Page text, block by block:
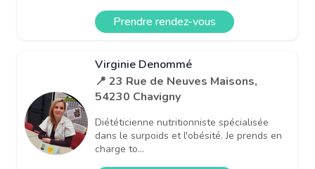
Prendre rendez-vous
Virginie Denommé
📍 23 Rue de Neuves Maisons,
54230 Chavigny
Diététicienne nutritionniste spécialisée
dans le surpoids et l'obésité. Je prends en
charge to...